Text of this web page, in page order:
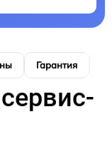
Гарантия